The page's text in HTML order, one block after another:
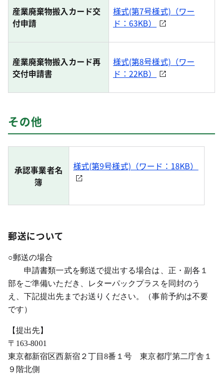
産業廃棄物搬入カード交
付申請
様式(第7号様式)（ワー
ド：63KB）
産業廃棄物搬入カード再
交付申請書
様式(第8号様式)（ワー
ド：22KB）
その他
承認事業者名
簿
様式(第9号様式)（ワード：18KB）
郵送について
○郵送の場合
申請書類一式を郵送で提出する場合は、正・副各１
部をご準備いただき、レターパックプラスを同封のう
え、下記提出先までお送りください。（事前予約は不要
です）
【提出先】
〒163-8001
東京都新宿区西新宿２丁目8番１号 東京都庁第二庁舎１
９階北側